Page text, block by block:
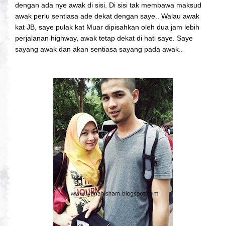
dengan ada nye awak di sisi. Di sisi tak membawa maksud
awak perlu sentiasa ade dekat dengan saye.. Walau awak
kat JB, saye pulak kat Muar dipisahkan oleh dua jam lebih
perjalanan highway, awak tetap dekat di hati saye. Saye
sayang awak dan akan sentiasa sayang pada awak..